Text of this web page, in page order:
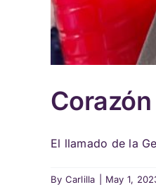
El llamado de la
By Carlilla May 1,